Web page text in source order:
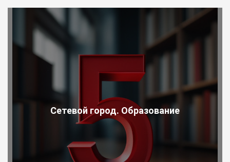
Сетевой город. Образование